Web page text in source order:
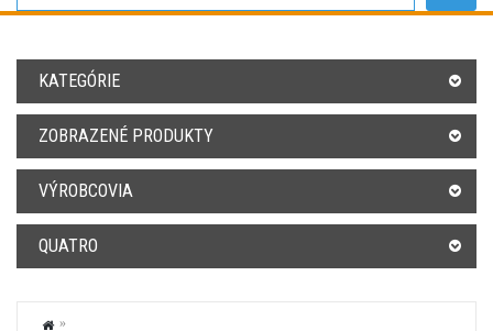
KATEGÓRIE
ZOBRAZENÉ PRODUKTY
VÝROBCOVIA
QUATRO